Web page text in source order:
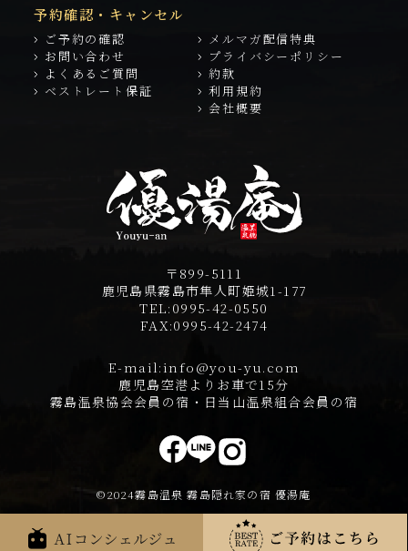
予約確認・キャンセル
ご予約の確認
メルマガ配信特典
お問い合わせ
プライバシーポリシー
よくあるご質問
約款
ベストレート保証
利用規約
会社概要
〒899-5111
鹿児島県霧島市隼人町姫城1-177
TEL: 0995-42-0550
FAX:0995-42-2474
E-mail:info@you-yu.com
鹿児島空港よりお車で15分
霧島温泉協会会員の宿・日当山温泉組合会員の宿
©2024霧島温泉 霧島隠れ家の宿 優湯庵